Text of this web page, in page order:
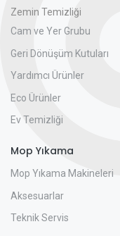
Zemin Temizliği
Cam ve Yer Grubu
Geri Dönüşüm Kutuları
Yardımcı Ürünler
Eco Ürünler
Ev Temizliği
Mop Yıkama
Mop Yıkama Makineleri
Aksesuarlar
Teknik Servis